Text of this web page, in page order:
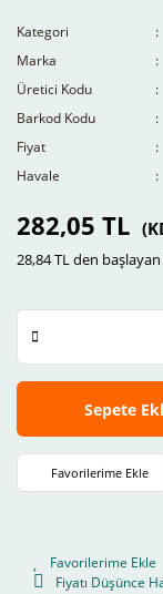
Kategori
Marka
Üretici Kodu
Barkod Kodu
Fiyat
Havale
282,05 TL
28,84 TL den
Sepete
Fiyatı Düşünce